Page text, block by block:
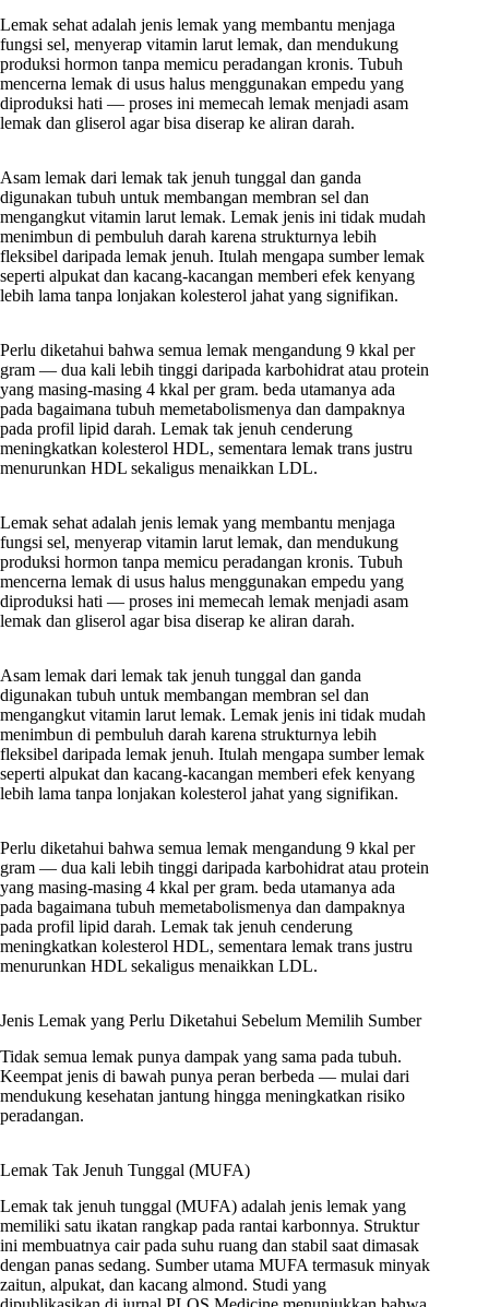
Lemak sehat adalah jenis lemak yang membantu menjaga
fungsi sel, menyerap vitamin larut lemak, dan mendukung
produksi hormon tanpa memicu peradangan kronis. Tubuh
mencerna lemak di usus halus menggunakan empedu yang
diproduksi hati — proses ini memecah lemak menjadi asam
lemak dan gliserol agar bisa diserap ke aliran darah.
Asam lemak dari lemak tak jenuh tunggal dan ganda
digunakan tubuh untuk membangan membran sel dan
mengangkut vitamin larut lemak. Lemak jenis ini tidak mudah
menimbun di pembuluh darah karena strukturnya lebih
fleksibel daripada lemak jenuh. Itulah mengapa sumber lemak
seperti alpukat dan kacang-kacangan memberi efek kenyang
lebih lama tanpa lonjakan kolesterol jahat yang signifikan.
Perlu diketahui bahwa semua lemak mengandung 9 kkal per
gram — dua kali lebih tinggi daripada karbohidrat atau protein
yang masing-masing 4 kkal per gram. beda utamanya ada
pada bagaimana tubuh memetabolismenya dan dampaknya
pada profil lipid darah. Lemak tak jenuh cenderung
meningkatkan kolesterol HDL, sementara lemak trans justru
menurunkan HDL sekaligus menaikkan LDL.
Lemak sehat adalah jenis lemak yang membantu menjaga
fungsi sel, menyerap vitamin larut lemak, dan mendukung
produksi hormon tanpa memicu peradangan kronis. Tubuh
mencerna lemak di usus halus menggunakan empedu yang
diproduksi hati — proses ini memecah lemak menjadi asam
lemak dan gliserol agar bisa diserap ke aliran darah.
Asam lemak dari lemak tak jenuh tunggal dan ganda
digunakan tubuh untuk membangan membran sel dan
mengangkut vitamin larut lemak. Lemak jenis ini tidak mudah
menimbun di pembuluh darah karena strukturnya lebih
fleksibel daripada lemak jenuh. Itulah mengapa sumber lemak
seperti alpukat dan kacang-kacangan memberi efek kenyang
lebih lama tanpa lonjakan kolesterol jahat yang signifikan.
Perlu diketahui bahwa semua lemak mengandung 9 kkal per
gram — dua kali lebih tinggi daripada karbohidrat atau protein
yang masing-masing 4 kkal per gram. beda utamanya ada
pada bagaimana tubuh memetabolismenya dan dampaknya
pada profil lipid darah. Lemak tak jenuh cenderung
meningkatkan kolesterol HDL, sementara lemak trans justru
menurunkan HDL sekaligus menaikkan LDL.
Jenis Lemak yang Perlu Diketahui Sebelum Memilih Sumber
Tidak semua lemak punya dampak yang sama pada tubuh.
Keempat jenis di bawah punya peran berbeda — mulai dari
mendukung kesehatan jantung hingga meningkatkan risiko
peradangan.
Lemak Tak Jenuh Tunggal (MUFA)
Lemak tak jenuh tunggal (MUFA) adalah jenis lemak yang
memiliki satu ikatan rangkap pada rantai karbonnya. Struktur
ini membuatnya cair pada suhu ruang dan stabil saat dimasak
dengan panas sedang. Sumber utama MUFA termasuk minyak
zaitun, alpukat, dan kacang almond. Studi yang